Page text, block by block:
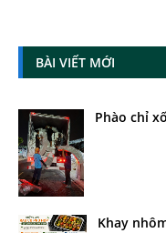
BÀI VIẾT MỚI
Phào chỉ
Khay